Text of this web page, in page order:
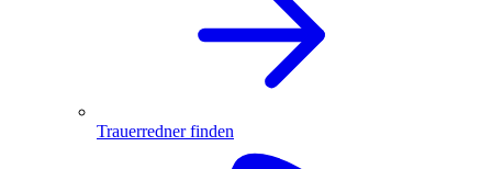
Trauerredner finden